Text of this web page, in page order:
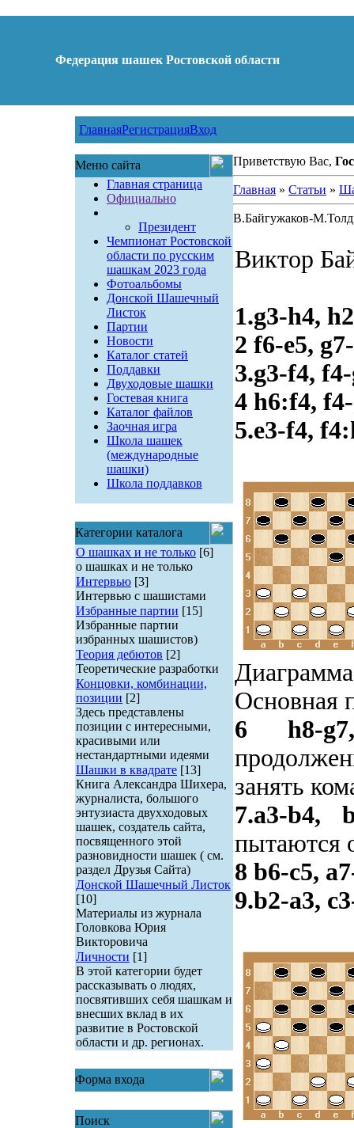
Федерация шашек Ростовской области
ГлавнаяРегистрацияВход
Меню сайта
Главная страница
Официально
Президент
Чемпионат Ростовской
области по русским
шашкам 2023 года
Фотоальбомы
Донской Шашечный
Листок
Партии
Новости
Каталог статей
Поддавки
Двуходовые шашки
Гостевая книга
Каталог файлов
Заочная игра
Школа шашек
(международные
шашки)
Школа поддавков
Категории каталога
О шашках и не только [6]
о шашках и не только
Интервью [3]
Интервью с шашистами
Избранные партии [15]
Избранные партии
избранных шашистов)
Теория дебютов [2]
Теоретические разработки
Концовки, комбинации,
позиции [2]
Здесь представлены
позиции с интересными,
красивыми или
нестандартными идеями
Шашки в квадрате [13]
Книга Александра Шихера,
журналиста, большого
энтузиаста двухходовых
шашек, создатель сайта,
посвященного этой
разновидности шашек ( см.
раздел Друзья Сайта)
Донской Шашечный Листок
[10]
Материалы из журнала
Головкова Юрия
Викторовича
Личности [1]
В этой категории будет
рассказывать о людях,
посвятивших себя шашкам и
внесших вклад в их
развитие в Ростовской
области и др. регионах.
Форма входа
Поиск
Приветствую Вас,
Главная» Статьи »
В.Байгужаков-
Виктор
1.g3-h4,
2 f6-e5,
3.g3-f4,
4 h6:f4,
5.e3-f4,
Основная
6 h8-
занять
7.a3-b4,
пытаются
8 b6-c5,
9.b2-a3,